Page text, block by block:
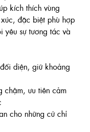
kích thích vùng
đặc biệt phù hợp
yêu sự tương tác và
diện, giữ khoảng
chậm, ưu tiên cảm
cho những cử chỉ